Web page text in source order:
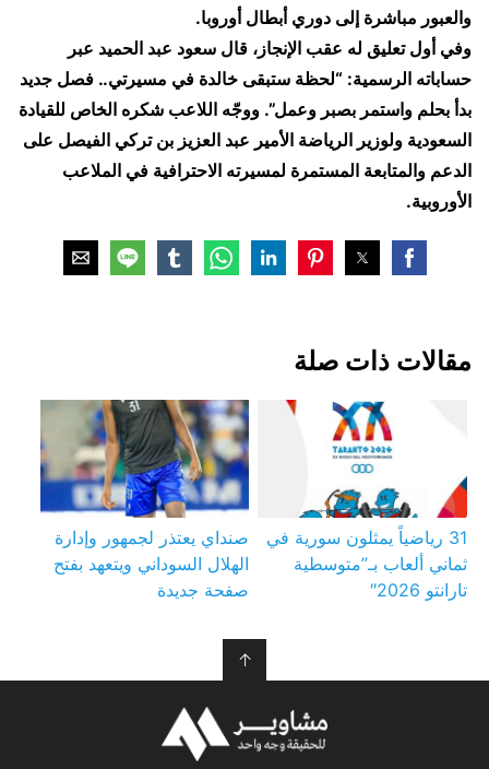
والعبور مباشرة إلى دوري أبطال أوروبا.
وفي أول تعليق له عقب الإنجاز، قال سعود عبد الحميد عبر
حساباته الرسمية: “لحظة ستبقى خالدة في مسيرتي.. فصل جديد
بدأ بحلم واستمر بصبر وعمل”. ووجّه اللاعب شكره الخاص للقيادة
السعودية ولوزير الرياضة الأمير عبد العزيز بن تركي الفيصل على
الدعم والمتابعة المستمرة لمسيرته الاحترافية في الملاعب
الأوروبية.
مقالات ذات صلة
31 رياضياً يمثلون سورية في
ثماني ألعاب بـ”متوسطية
تارانتو 2026″
صنداي يعتذر لجمهور وإدارة
الهلال السوداني ويتعهد بفتح
صفحة جديدة
↑